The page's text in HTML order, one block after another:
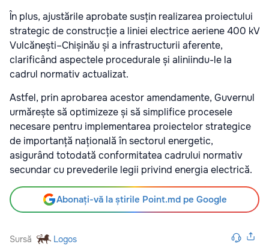
În plus, ajustările aprobate susțin realizarea proiectului
strategic de construcție a liniei electrice aeriene 400 kV
Vulcănești–Chișinău și a infrastructurii aferente,
clarificând aspectele procedurale și aliniindu-le la
cadrul normativ actualizat.
Astfel, prin aprobarea acestor amendamente, Guvernul
urmărește să optimizeze și să simplifice procesele
necesare pentru implementarea proiectelor strategice
de importanță națională în sectorul energetic,
asigurând totodată conformitatea cadrului normativ
secundar cu prevederile legii privind energia electrică.
Abonați-vă la știrile Point.md pe Google
Sursă Logos